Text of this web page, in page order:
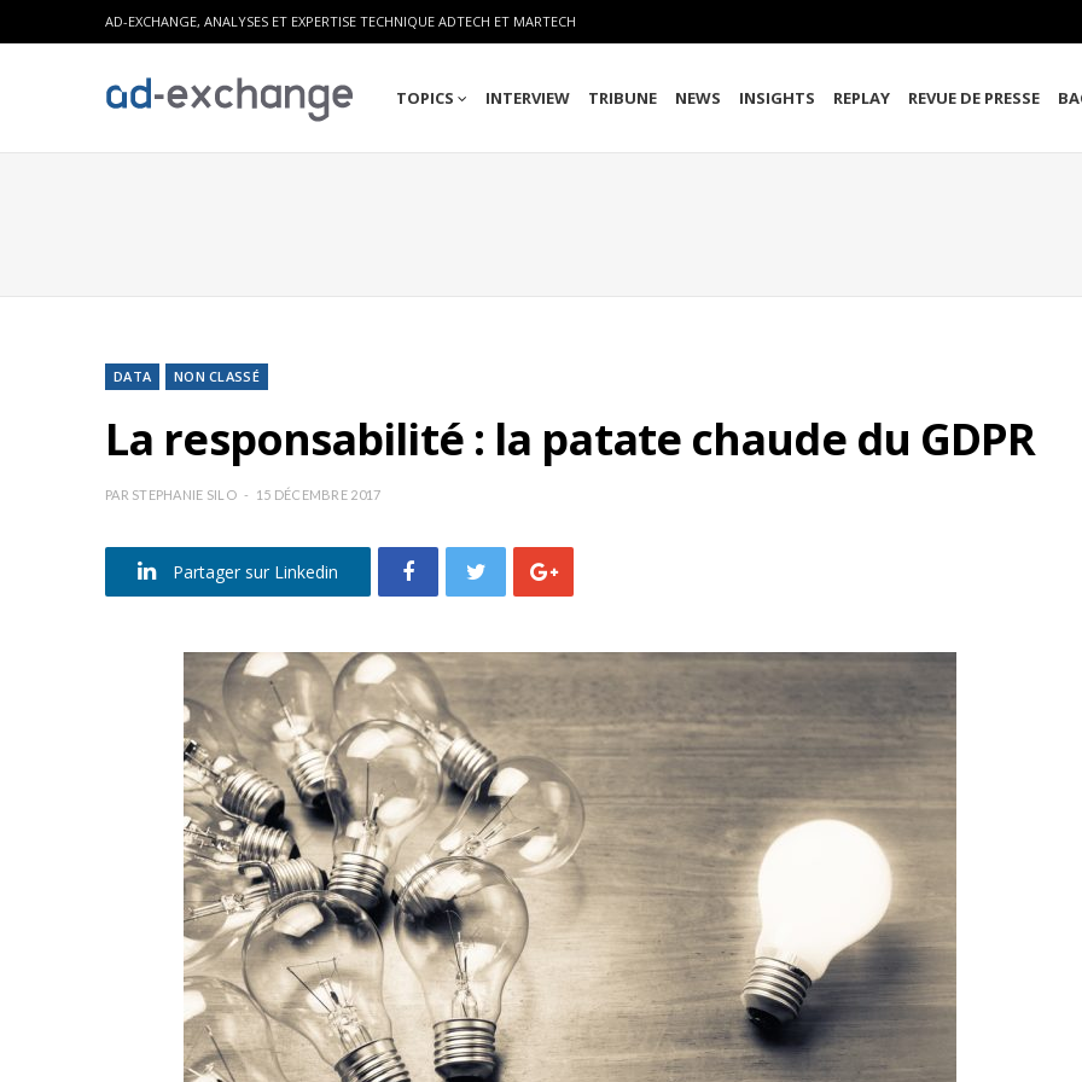
AD-EXCHANGE, ANALYSES ET EXPERTISE TECHNIQUE ADTECH ET MARTECH
TOPICS INTERVIEW TRIBUNE NEWS INSIGHTS REPLAY REVUE DE PRESSE
DATA NON CLASSÉ
La responsabilité : la patate chaude du GDPR
PAR STEPHANIE SILO 15 DÉCEMBRE 2017
Partager sur Linkedin